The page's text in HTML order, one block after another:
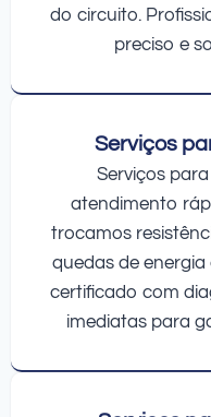
do circuito.
preciso e
Serviços
Serviços
atendimento
trocamos
quedas de energia
certificado com
imediatas para